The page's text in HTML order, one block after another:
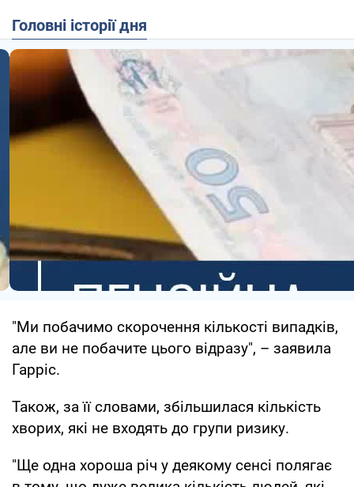
Головні історії дня
"Ми побачимо скорочення кількості випадків,
але ви не побачите цього відразу", – заявила
Гарріс.
Також, за її словами, збільшилася кількість
хворих, які не входять до групи ризику.
"Ще одна хороша річ у деякому сенсі полягає